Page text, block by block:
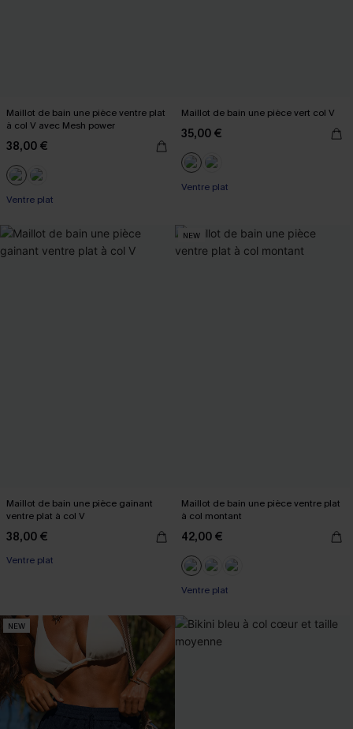
Maillot de bain une pièce ventre plat
à col V avec Mesh power
38,00 €
Ventre plat
Maillot de bain une pièce vert col V
35,00 €
Ventre plat
Maillot de bain une pièce gainant
ventre plat à col V
38,00 €
Ventre plat
NEW
Maillot de bain une pièce ventre plat
à col montant
42,00 €
Ventre plat
NEW